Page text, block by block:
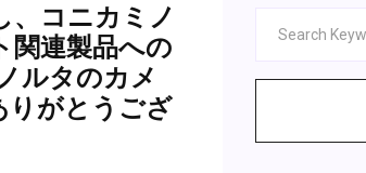
、コニカミノ
関連製品への
ルタのカメ
りがとうござ